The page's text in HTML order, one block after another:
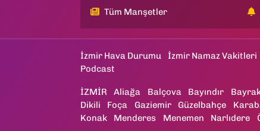
Tüm Manşetler
İzmir Hava Durumu İzmir Namaz Vakitleri
Podcast
İZMİR Aliağa Balçova Bayındır
Dikili
Foça Gaziemir Güzelbahçe
Konak
Menderes Menemen Narlıdere